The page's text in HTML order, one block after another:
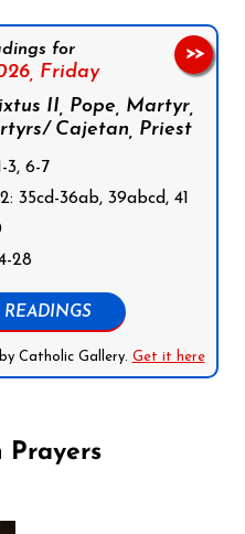
for
Friday
II, Pope, Martyr,
Cajetan, Priest
3, 6-7
35cd-36ab, 39abcd, 41
28
Catholic Gallery. Get it here
>>
Prayers